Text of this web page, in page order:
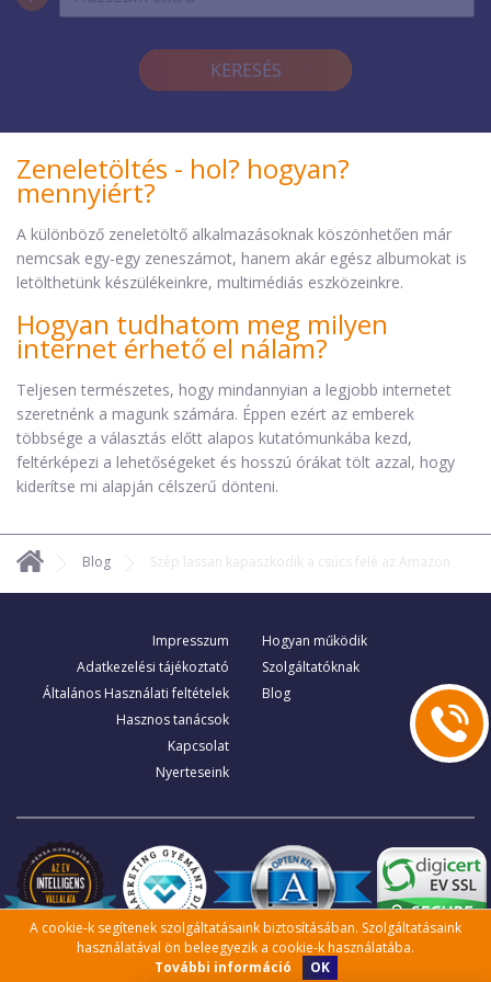
KERESÉS
Zeneletöltés - hol? hogyan?
mennyiért?
A különböző zeneletöltő alkalmazásoknak köszönhetően már
nemcsak egy-egy zeneszámot, hanem akár egész albumokat is
letölthetünk készülékeinkre, multimédiás eszközeinkre.
Hogyan tudhatom meg milyen
internet érhető el nálam?
Teljesen természetes, hogy mindannyian a legjobb internetet
szeretnénk a magunk számára. Éppen ezért az emberek
többsége a választás előtt alapos kutatómunkába kezd,
feltérképezi a lehetőségeket és hosszú órákat tölt azzal, hogy
kiderítse mi alapján célszerű dönteni.
Blog Szép lassan kapaszkodik a csúcs felé az Amazon
Impresszum
Adatkezelési tájékoztató
Általános Használati feltételek
Hasznos tanácsok
Kapcsolat
Nyerteseink
Hogyan működik
Szolgáltatóknak
Blog
A cookie-k segítenek szolgáltatásaink biztosításában. Szolgáltatásaink
használatával ön beleegyezik a cookie-k használatába.
További információ
OK